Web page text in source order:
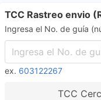
TCC Rastreo envio
Ingresa el No. de guía
ex. 603122267
TCC